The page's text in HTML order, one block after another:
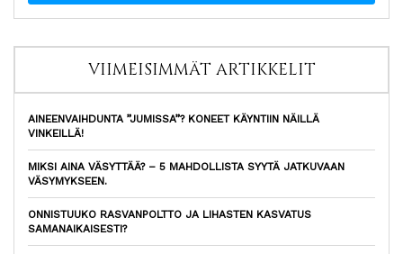
VIIMEISIMMÄT ARTIKKELIT
AINEENVAIHDUNTA ”JUMISSA”? KONEET KÄYNTIIN NÄILLÄ
VINKEILLÄ!
MIKSI AINA VÄSYTTÄÄ? – 5 MAHDOLLISTA SYYTÄ JATKUVAAN
VÄSYMYKSEEN.
ONNISTUUKO RASVANPOLTTO JA LIHASTEN KASVATUS
SAMANAIKAISESTI?